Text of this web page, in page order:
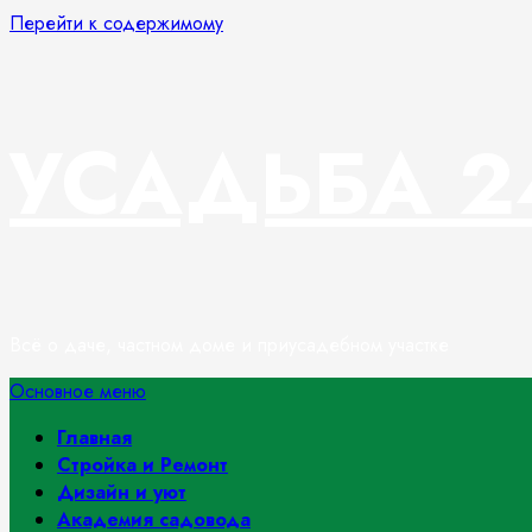
Перейти к содержимому
Основное меню
Главная
Стройка и Ремонт
Дизайн и уют
Академия садовода